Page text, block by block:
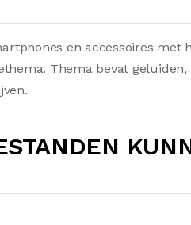
en accessoires met
Thema bevat geluiden,